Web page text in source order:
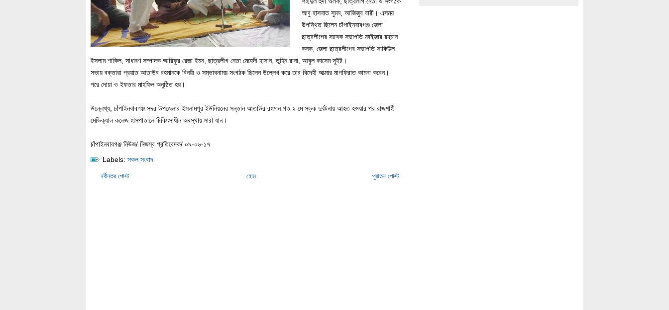
আবু হাসনাত সুমন, আজিজুর বারী। এসময়
উপস্থিত ছিলেন চাঁপাইনবাবগঞ্জ জেলা
ছাত্রলীগের সাবেক সভাপতি ফাইজার রহমান
কনক, জেলা ছাত্রলীগের সভাপতি সাকিউল
ইসলাম শাকিল, সাধারণ সম্পাদক আরিফুর রেজা ইমন, ছাত্রলীগ নেতা মেহেদী হাসান, তুহিন রানা, আবুল কাসেম সুইট।
সভায় বক্তারা প্রয়াত আতাউর রহমানকে বিনয়ী ও সম্ভাবনাময় সংগঠক ছিলেন উল্লেখ করে তার বিদেহী আত্মার মাগফিরাত কামনা করেন।
পরে দোয়া ও ইফতার মাহফিল অনুষ্ঠিত হয়।
উল্লেখ্য, চাঁপাইনবাবগঞ্জ সদর উপজেলার ইসলামপুর ইউনিয়নের সন্তান আতাউর রহমান গত ২ মে সড়ক দুর্ঘটনায় আহত হওয়ার পর রাজশাহী
মেডিক্যাল কলেজ হাসপাতালে চিকিৎসাধীন অবস্থায় মারা যান।
চাঁপাইনবাবগঞ্জ নিউজ/ নিজস্ব প্রতিবেদক/ ০৯-০৬-১৭
Labels: সকল সংবাদ
নবীনতর পোস্ট পুরাতন পোস্ট
হোম